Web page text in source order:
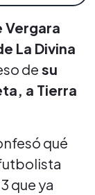
Vergara
La Divina
desu
a Tierra
qué
que ya